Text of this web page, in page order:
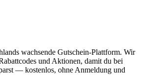
wachsende Gutschein-Plattform. Wir
und Aktionen, damit du bei
— kostenlos, ohne Anmeldung und